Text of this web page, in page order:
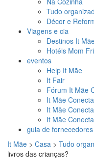
Tudo
Décor e
Viagens e cia
Destinos It
Hotéis Mom
eventos
Help It Mãe
It Fair
Fórum It Mãe
It Mãe
It Mãe
It Mãe
guia de fornecedores
It Mãe > Casa > Tudo
livros das crianças?